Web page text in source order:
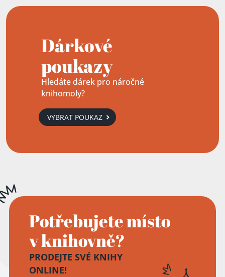
Dárkové
poukazy
Hledáte dárek pro náročné
knihomoly?
VYBRAT POUKAZ
Potřebujete místo
v knihovně?
PRODEJTE SVÉ KNIHY
ONLINE!